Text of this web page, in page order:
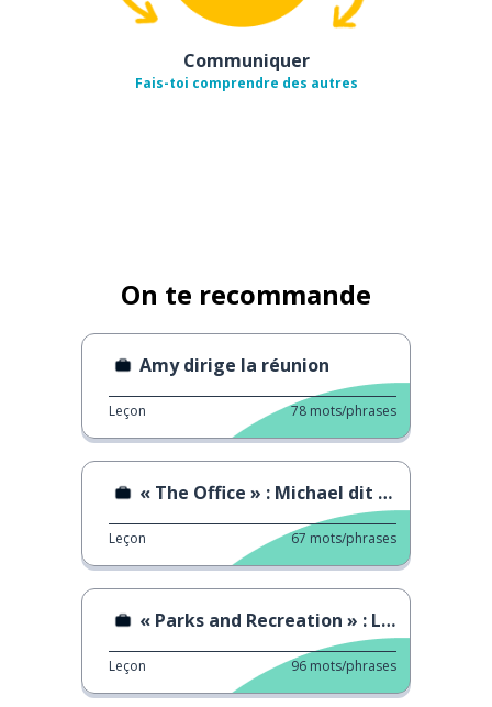
Communiquer
Fais-toi comprendre des autres
On te recommande
Amy dirige la réunion
Leçon 78 mots/phrases
« The Office » : Michael dit au revoir à Pam
Leçon 67 mots/phrases
« Parks and Recreation » : L'audience officielle
Leçon 96 mots/phrases